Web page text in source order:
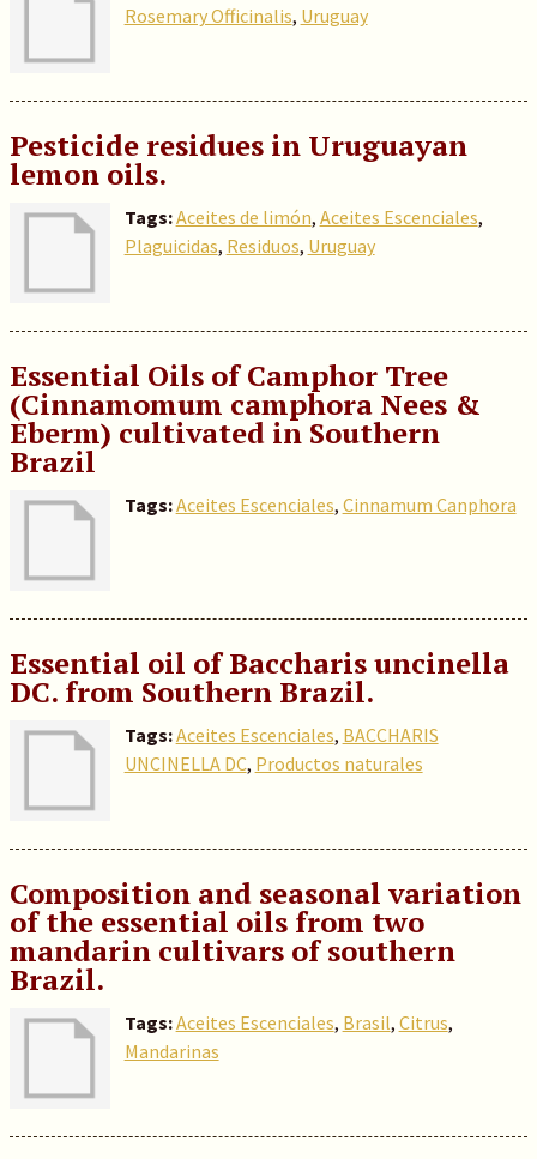
Rosemary Officinalis, Uruguay
Pesticide residues in Uruguayan
lemon oils.
Tags:Aceites de limón, Aceites Escenciales,
Plaguicidas, Residuos, Uruguay
Essential Oils of Camphor Tree
(Cinnamomum camphora Nees &
Eberm) cultivated in Southern
Brazil
Tags:Aceites Escenciales, Cinnamum Canphora
Essential oil of Baccharis uncinella
DC. from Southern Brazil.
Tags:Aceites Escenciales, BACCHARIS
UNCINELLA DC, Productos naturales
Composition and seasonal variation
of the essential oils from two
mandarin cultivars of southern
Brazil.
Tags:Aceites Escenciales, Brasil, Citrus,
Mandarinas